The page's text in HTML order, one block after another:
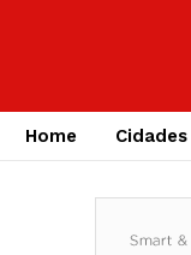
Home Cidades